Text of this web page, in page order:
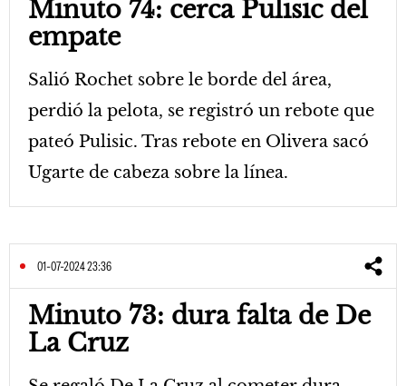
Minuto 74: cerca Pulisic del
empate
Salió Rochet sobre le borde del área,
perdió la pelota, se registró un rebote que
pateó Pulisic. Tras rebote en Olivera sacó
Ugarte de cabeza sobre la línea.
01-07-2024 23:36
Minuto 73: dura falta de De
La Cruz